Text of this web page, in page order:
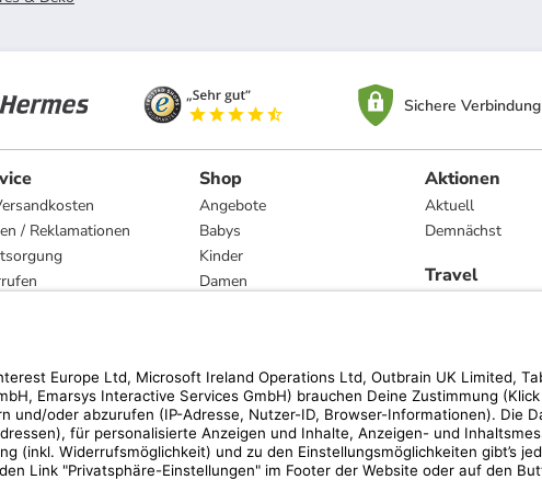
Sichere Verbindung
/ Reklamationen
Shop
Angebote
Babys
Kinder
Damen
Marken
Aktionen
Aktuell
Demnächst
Travel